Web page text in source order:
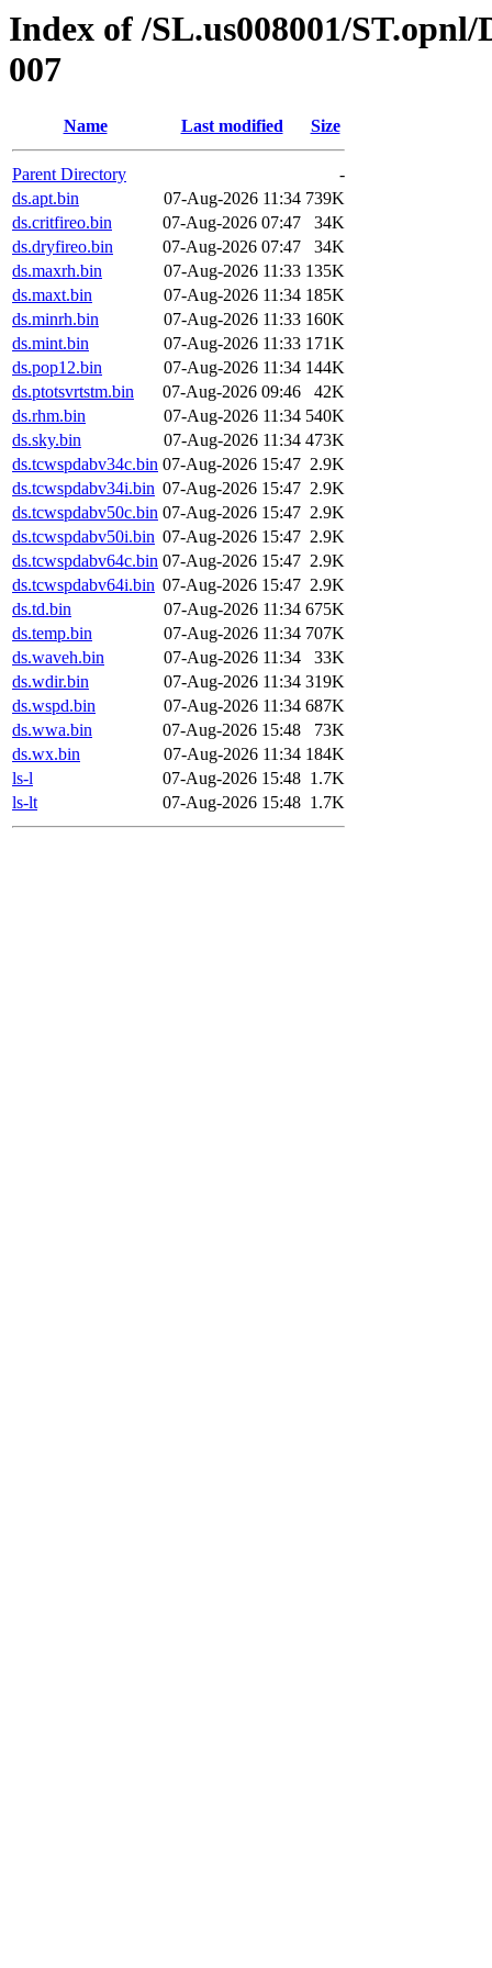
Index of /SL.us008001/
007
Name Last modified Size
Parent Directory
-
ds.apt.bin
07-Aug-2026 11:34 739K
ds.critfireo.bin
07-Aug-2026 07:47
34K
ds.dryfireo.bin
07-Aug-2026 07:47
34K
ds.maxrh.bin
07-Aug-2026 11:33 135K
ds.maxt.bin
07-Aug-2026 11:34 185K
ds.minrh.bin
07-Aug-2026 11:33 160K
ds.mint.bin
07-Aug-2026 11:33 171K
ds.pop12.bin
07-Aug-2026 11:34 144K
ds.ptotsvrtstm.bin
07-Aug-2026 09:46
42K
ds.rhm.bin
07-Aug-2026 11:34 540K
ds.sky.bin
07-Aug-2026 11:34 473K
ds.tcwspdabv34c.bin 07-Aug-2026 15:47 2.9K
ds.tcwspdabv34i.bin 07-Aug-2026 15:47 2.9K
ds.tcwspdabv50c.bin 07-Aug-2026 15:47 2.9K
ds.tcwspdabv50i.bin 07-Aug-2026 15:47 2.9K
ds.tcwspdabv64c.bin 07-Aug-2026 15:47 2.9K
ds.tcwspdabv64i.bin 07-Aug-2026 15:47 2.9K
ds.td.bin
07-Aug-2026 11:34 675K
ds.temp.bin
07-Aug-2026 11:34 707K
ds.waveh.bin
07-Aug-2026 11:34
33K
ds.wdir.bin
07-Aug-2026 11:34 319K
ds.wspd.bin
07-Aug-2026 11:34 687K
ds.wwa.bin
07-Aug-2026 15:48
73K
ds.wx.bin
07-Aug-2026 11:34 184K
ls-l
07-Aug-2026 15:48 1.7K
ls-lt
07-Aug-2026 15:48 1.7K